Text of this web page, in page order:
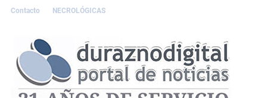
Contacto NECROLÓGICAS